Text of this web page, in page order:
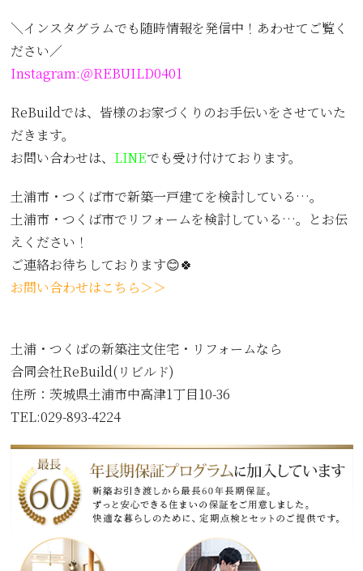
＼インスタグラムでも随時情報を発信中！あわせてご覧く
ださい／
Instagram:＠REBUILD0401
ReBuildでは、皆様のお家づくりのお手伝いをさせていた
だきます。
お問い合わせは、 LINEでも受け付けております。
土浦市・つくば市で新築一戸建てを検討している…。
土浦市・つくば市でリフォームを検討している…。とお伝
えください！
ご連絡お待ちしております😊🍀
お問い合わせはこちら＞＞
土浦・つくばの新築注文住宅・リフォームなら
合同会社ReBuild(リビルド)
住所： 茨城県土浦市中高津1丁目10-36
TEL:029-893-4224